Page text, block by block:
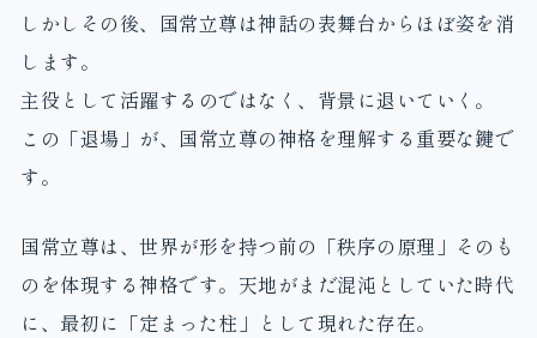
しかしその後、国常立尊は神話の表舞台からほぼ姿を消
します。
主役として活躍するのではなく、背景に退いていく。
この「退場」が、国常立尊の神格を理解する重要な鍵で
す。
国常立尊は、世界が形を持つ前の「秩序の原理」そのも
のを体現する神格です。天地がまだ混沌としていた時代
に、最初に「定まった柱」として現れた存在。